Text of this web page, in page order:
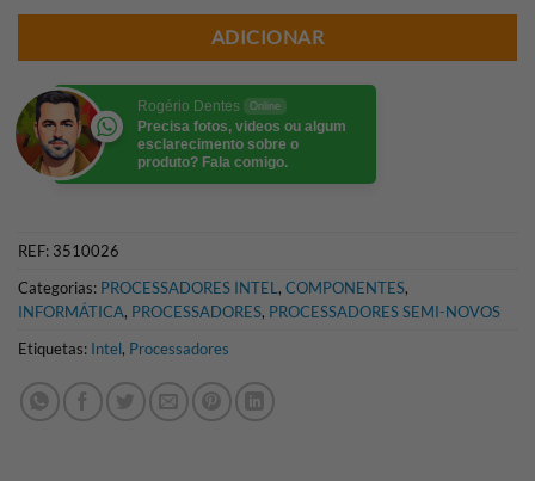
ADICIONAR
Rogério Dentes Online
Precisa fotos, videos ou algum
esclarecimento sobre o
produto? Fala comigo.
REF: 3510026
Categorias: PROCESSADORES INTEL, COMPONENTES,
INFORMÁTICA, PROCESSADORES, PROCESSADORES SEMI-NOVOS
Etiquetas: Intel, Processadores